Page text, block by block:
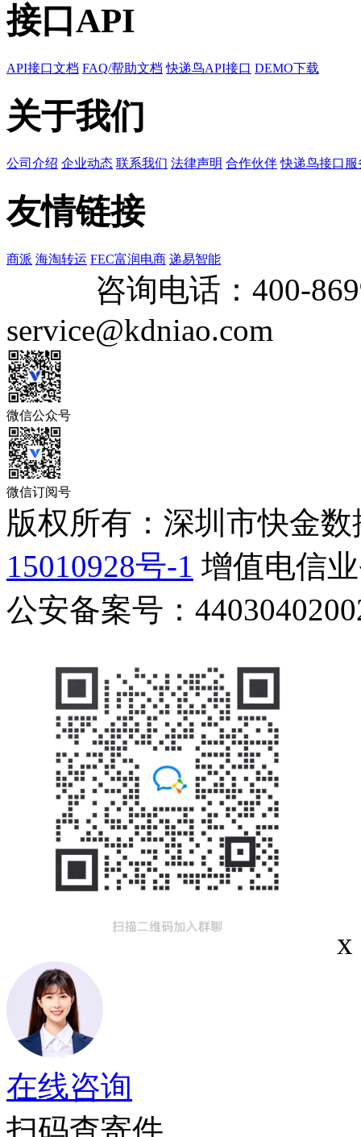
接口API
API接口文档 FAQ/帮助文档 快递鸟API接口 DEMO下载
关于我们
公司介绍 企业动态 联系我们 法律声明 合作伙伴 快递鸟接口服
友情链接
商派 海淘转运 FEC富润电商 递易智能
咨询电话： 400-
service@kdniao.com
微信公众号
微信订阅号
版权所有：深圳市快金
15010928号-1 增值电信
公安备案号：
x
在线咨询